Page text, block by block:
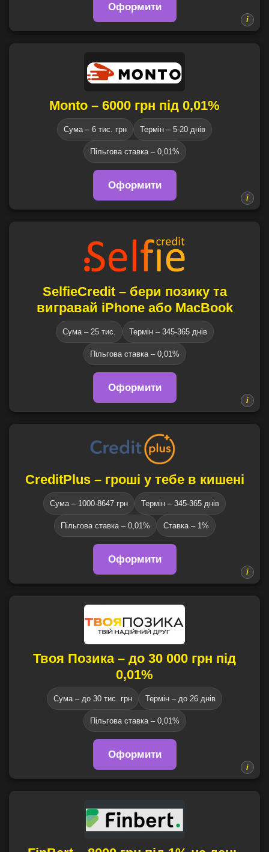
Оформити
Monto – 6000 грн під 0,01%
Сума – 6 тис. грн Термін – 5-20 днів
Пільгова ставка – 0,01%
Оформити
SelfieCredit – бери позику та
вигравай iPhone або MacBook
Сума – 25 тис. Термін – 345-365 днів
Пільгова ставка – 0,01%
Оформити
CreditPlus – гроші у тебе в кишені
Сума – 1000-8647 грн Термін – 345-365 днів
Пільгова ставка – 0,01% Ставка – 1%
Оформити
Твоя Позика – до 30 000 грн під
0,01%
Сума – до 30 тис. грн Термін – до 26 днів
Пільгова ставка – 0,01%
Оформити